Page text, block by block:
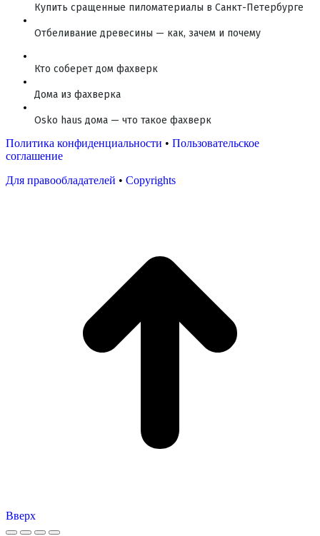
Купить сращенные пиломатериалы в Санкт-Петербурге
Отбеливание древесины — как, зачем и почему
Кто соберет дом фахверк
Дома из фахверка
Osko haus дома — что такое фахверк
Политика конфиденциальности • Пользовательское
соглашение
Для правообладателей • Copyrights
Вверх